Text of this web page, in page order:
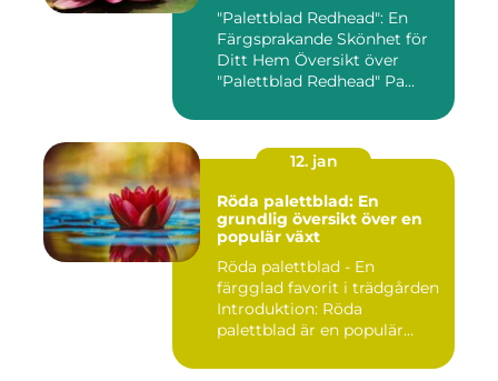
"Palettblad Redhead": En
Färgsprakande Skönhet för
Ditt Hem Översikt över
"Palettblad Redhead" Pa...
12. jan
Röda palettblad: En
grundlig översikt över en
populär växt
Röda palettblad - En
färgglad favorit i trädgården
Introduktion: Röda
palettblad är en populär